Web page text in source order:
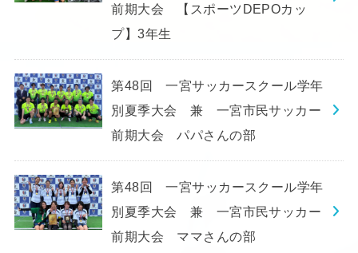
前期大会 【スポーツDEPOカッ
プ】3年生
第48回 一宮サッカースクール学年
別夏季大会 兼 一宮市民サッカー
前期大会 パパさんの部
第48回 一宮サッカースクール学年
別夏季大会 兼 一宮市民サッカー
前期大会 ママさんの部